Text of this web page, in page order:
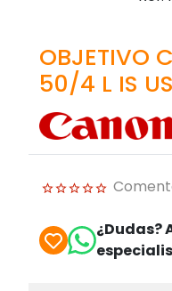
OBJETIVO
50/4 L IS
¿Dudas?